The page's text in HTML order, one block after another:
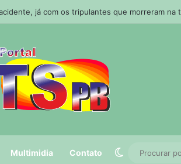
e levar ventos acima de 100 km/h ao Sul
Multimidia Contato Switch skin